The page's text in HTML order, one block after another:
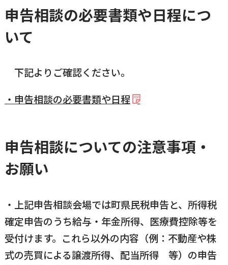
暮らしの便利帳「わかる」
申告相談の必要書類や日程につ
いて
下記よりご確認ください。
・申告相談の必要書類や日程
申告相談についての注意事項・
お願い
・上記申告相談会場では町県民税申告と、所得税
確定申告のうち給与・年金所得、医療費控除等を
受付けます。これら以外の内容（例：不動産や株
式の売買による譲渡所得、配当所得 等）の申告